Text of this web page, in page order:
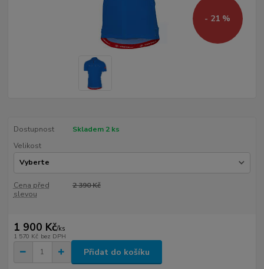
- 21 %
Dostupnost
Skladem 2 ks
Velikost
Cena před
slevou
2 390 Kč
1 900 Kč/ks
1 570 Kč bez DPH
Přidat do košíku